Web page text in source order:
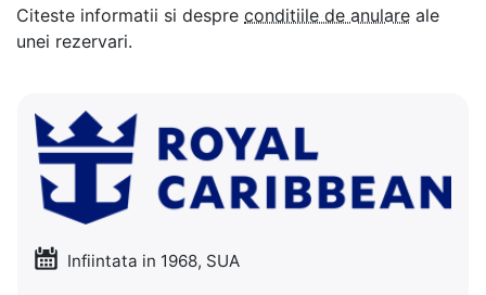
Citeste informatii si despre conditiile de anulare ale
unei rezervari.
Infiintata in 1968, SUA